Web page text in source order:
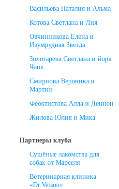
Васильева Наталия и Альма
Котова Светлана и Лия
Овчинникова Елена и
Изумрудная Звезда
Золотарева Светлана и йорк
Чапа
Смирнова Вероника и
Мартин
Феоктистова Алла и Леннон
Жилова Юлия и Мика
Партнеры клуба
Сушёные лакомства для
собак от Марселя
Ветеринарная клиника
«Dr.Vetson»